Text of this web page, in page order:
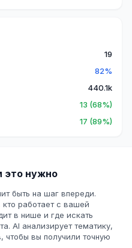
19
82%
440.1k
13 (68%)
17 (89%)
это нужно
быть на шаг впереди.
работает с вашей
в нише и где искать
AI анализирует тематику,
чтобы вы получили точную